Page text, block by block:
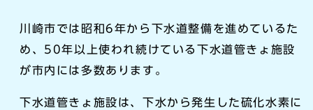
川崎市では昭和6年から下水道整備を進めているた
め、50年以上使われ続けている下水道管きょ施設
が市内には多数あります。
下水道管きょ施設は、下水から発生した硫化水素に